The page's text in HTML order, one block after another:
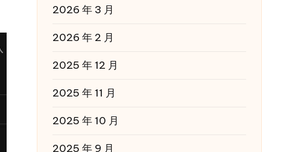
2026 年 3 月
2026 年 2 月
2025 年 12 月
2025 年 11 月
2025 年 10 月
2025 年 9 月